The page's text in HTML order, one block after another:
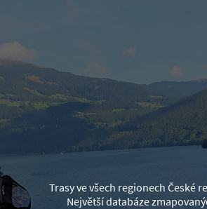
Trasy ve všech regionech České
Největší databáze